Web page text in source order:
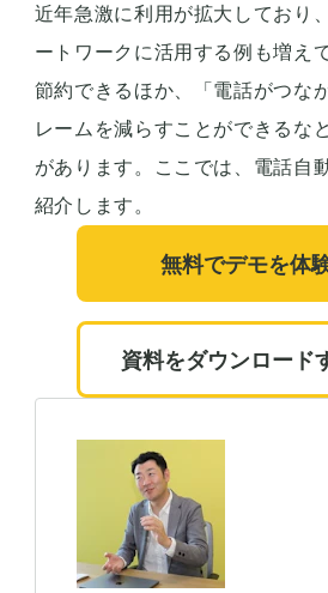
近年急激に利用が拡大しており
ートワークに活用する例も増え
節約できるほか、「電話がつな
レームを減らすことができるな
があります。ここでは、電話自
紹介します。
無料でデモを体
資料をダウンロード